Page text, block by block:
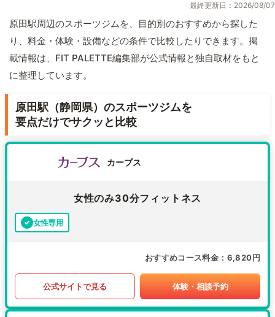
最終更新日：2026/08/07
原田駅周辺のスポーツジムを、目的別のおすすめから探した
り、料金・体験・設備などの条件で比較したりできます。掲
載情報は、FIT PALETTE編集部が公式情報と独自取材をもと
に整理しています。
原田駅（静岡県）のスポーツジムを
要点だけでサクッと比較
カーブス
女性のみ30分フィットネス
女性専用
おすすめコース料金 6,820円
公式サイトで見る 体験・相談予約